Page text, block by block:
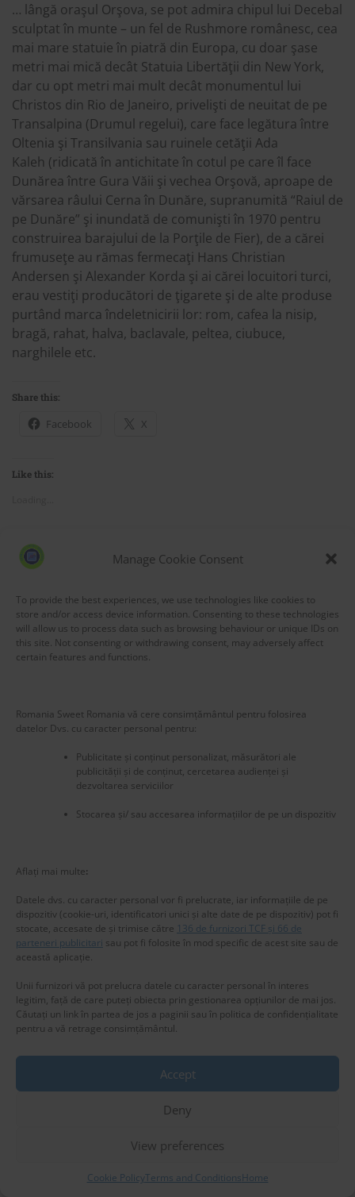
Manage Cookie Consent
To provide the best experiences, we use technologies like cookies to
store and/or access device information. Consenting to these technologies
will allow us to process data such as browsing behaviour or unique IDs on
this site. Not consenting or withdrawing consent, may adversely affect
certain features and functions.
Romania Sweet Romania vă cere consimțământul pentru folosirea
datelor Dvs. cu caracter personal pentru:
Publicitate și conținut personalizat, măsurători ale
publicității și de conținut, cercetarea audienței și
dezvoltarea serviciilor
Stocarea și/ sau accesarea informațiilor de pe un dispozitiv
Aflați mai multe:
Datele dvs. cu caracter personal vor fi prelucrate, iar informațiile de pe
dispozitiv (cookie-uri, identificatori unici și alte date de pe dispozitiv) pot fi
stocate, accesate de și trimise către 136 de furnizori TCF și 66 de
parteneri publicitari sau pot fi folosite în mod specific de acest site sau de
această aplicație.
Unii furnizori vă pot prelucra datele cu caracter personal în interes
legitim, față de care puteți obiecta prin gestionarea opțiunilor de mai jos.
Căutați un link în partea de jos a paginii sau în politica de confidențialitate
pentru a vă retrage consimțământul.
Accept
Deny
View preferences
Cookie PolicyTerms and ConditionsHome
… lângă oraşul Orşova, se pot admira chipul lui Decebal
sculptat în munte – un fel de Rushmore românesc, cea
mai mare statuie în piatră din Europa, cu doar şase
metri mai mică decât Statuia Libertăţii din New York,
dar cu opt metri mai mult decât monumentul lui
Christos din Rio de Janeiro, privelişti de neuitat de pe
Transalpina (Drumul regelui), care face legătura între
Oltenia şi Transilvania sau ruinele cetăţii Ada
Kaleh (ridicată în antichitate în cotul pe care îl face
Dunărea între Gura Văii şi vechea Orşovă, aproape de
vărsarea râului Cerna în Dunăre, supranumită “Raiul de
pe Dunăre” şi inundată de comunişti în 1970 pentru
construirea barajului de la Porţile de Fier), de a cărei
frumuseţe au rămas fermecaţi Hans Christian
Andersen şi Alexander Korda şi ai cărei locuitori turci,
erau vestiţi producători de ţigarete şi de alte produse
purtând marca îndeletnicirii lor: rom, cafea la nisip,
bragă, rahat, halva, baclavale, peltea, ciubuce,
narghilele etc.
Share this:
Facebook X
Like this:
Search
Highlights
from Romania – Romania Unboxed: A Personal Invitation to Explore
Nedumerire: „De ce Amara?”
July 2026
May 2026
January 2026
December 2025
October 2025
Privacy & Cookies: This site uses cookies. By continuing to use this
To find out more, including how to control cookies, see here: